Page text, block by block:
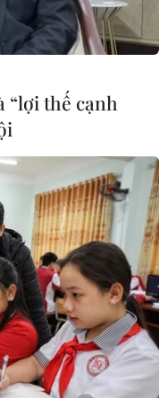
giải
Tổ
“lợi thế cạnh